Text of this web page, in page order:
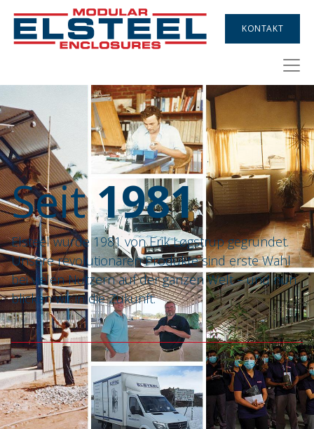
KONTAKT
Seit1981
Elsteel wurde 1981 von Erik Løgstrup gegründet.
Unsere revolutionären Produkte sind erste Wahl
bei vielen Nutzern auf der ganzen Welt – und nun
blicken wir in die Zukunft.